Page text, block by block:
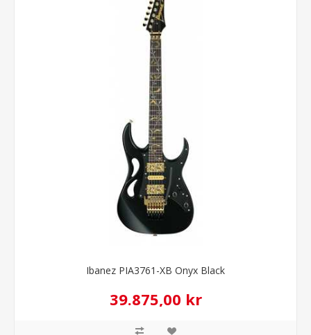
Ibanez PIA3761-XB Onyx Black
39.875,00 kr